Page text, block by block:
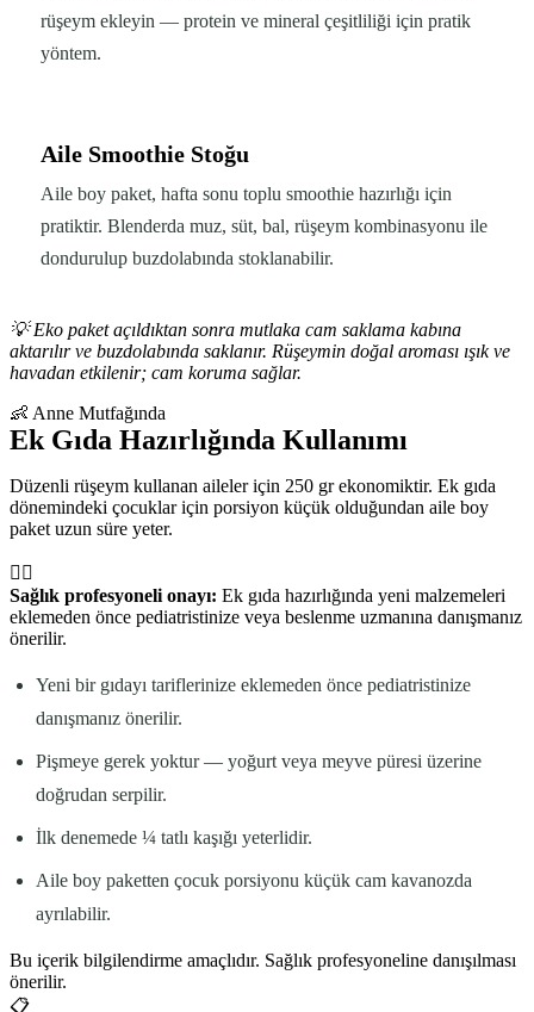
rüşeym ekleyin — protein ve mineral çeşitliliği için pratik
yöntem.
Aile Smoothie Stoğu
Aile boy paket, hafta sonu toplu smoothie hazırlığı için
pratiktir. Blenderda muz, süt, bal, rüşeym kombinasyonu ile
dondurulup buzdolabında stoklanabilir.
💡Eko paket açıldıktan sonra mutlaka cam saklama kabına
aktarılır ve buzdolabında saklanır. Rüşeymin doğal aroması ışık ve
havadan etkilenir; cam koruma sağlar.
👶 Anne Mutfağında
Ek Gıda Hazırlığında Kullanımı
Düzenli rüşeym kullanan aileler için 250 gr ekonomiktir. Ek gıda
dönemindeki çocuklar için porsiyon küçük olduğundan aile boy
paket uzun süre yeter.
👩‍⚕️
Sağlık profesyoneli onayı: Ek gıda hazırlığında yeni malzemeleri
eklemeden önce pediatristinize veya beslenme uzmanına danışmanız
önerilir.
Yeni bir gıdayı tariflerinize eklemeden önce pediatristinize
danışmanız önerilir.
Pişmeye gerek yoktur — yoğurt veya meyve püresi üzerine
doğrudan serpilir.
İlk denemede ¼ tatlı kaşığı yeterlidir.
Aile boy paketten çocuk porsiyonu küçük cam kavanozda
ayrılabilir.
Bu içerik bilgilendirme amaçlıdır. Sağlık profesyoneline danışılması
önerilir.
📋